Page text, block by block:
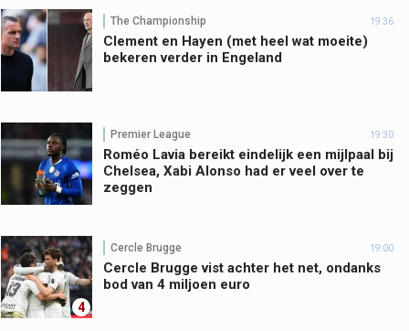
The Championship 19:36
Clement en Hayen (met heel wat moeite)
bekeren verder in Engeland
Premier League 19:30
Roméo Lavia bereikt eindelijk een mijlpaal bij
Chelsea, Xabi Alonso had er veel over te
zeggen
4
Cercle Brugge 19:00
Cercle Brugge vist achter het net, ondanks
bod van 4 miljoen euro